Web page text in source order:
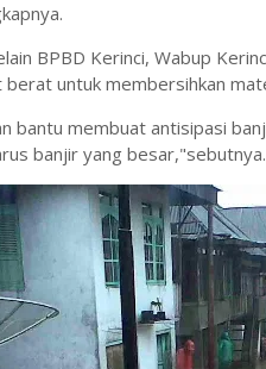
BPBD Kerinci, Wabup
berat untuk membersihkan
bantu membuat antisipasi
banjir yang